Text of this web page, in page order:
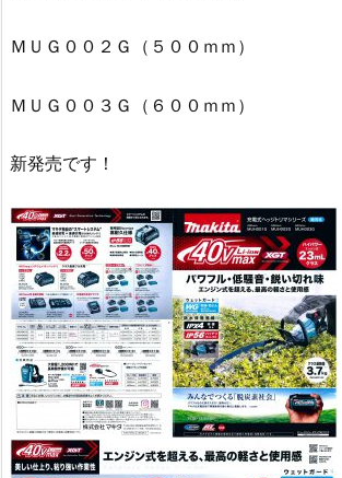
ＭＵＧ００２Ｇ（５００ｍｍ）
ＭＵＧ００３Ｇ（６００ｍｍ）
新発売です！